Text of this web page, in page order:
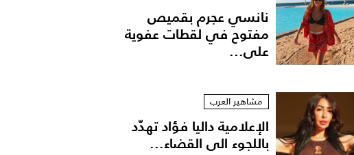
نانسي عجرم بقميص
مفتوح في لقطات عفوية
على...
مشاهير العرب
الإعلامية داليا فؤاد تهدّد
باللجوء الى القضاء...